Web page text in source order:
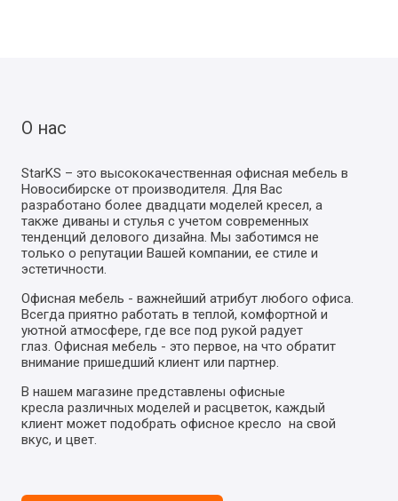
О нас
StarKS – это высококачественная офисная мебель в
Новосибирске от производителя. Для Вас
разработано более двадцати моделей кресел, а
также диваны и стулья с учетом современных
тенденций делового дизайна. Мы заботимся не
только о репутации Вашей компании, ее стиле и
эстетичности.
Офисная мебель - важнейший атрибут любого офиса.
Всегда приятно работать в теплой, комфортной и
уютной атмосфере, где все под рукой радует
глаз. Офисная мебель - это первое, на что обратит
внимание пришедший клиент или партнер.
В нашем магазине представлены офисные
кресла различных моделей и расцветок, каждый
клиент может подобрать офисное кресло на свой
вкус, и цвет.